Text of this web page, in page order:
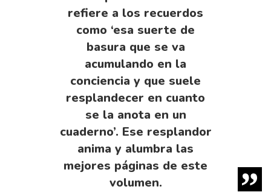
refiere a los recuerdos
como ‘esa suerte de
basura que se va
acumulando en la
conciencia y que suele
resplandecer en cuanto
se la anota en un
cuaderno’. Ese resplandor
anima y alumbra las
mejores páginas de este
volumen.